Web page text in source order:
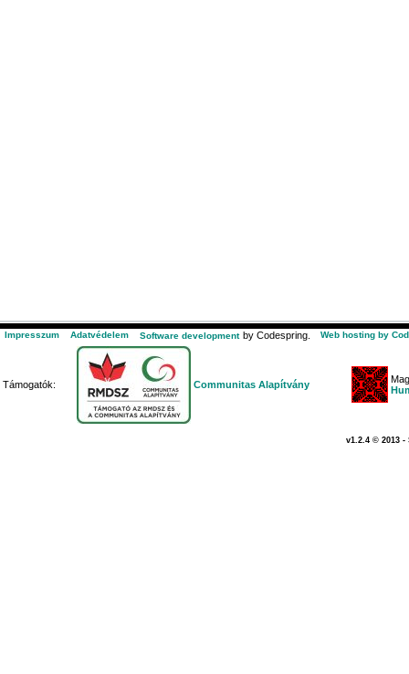
Impresszum Adatvédelem Software development by Codespring. Web hosting by
Támogatók: Communitas Alapítvány
v1.2.4 © 2013